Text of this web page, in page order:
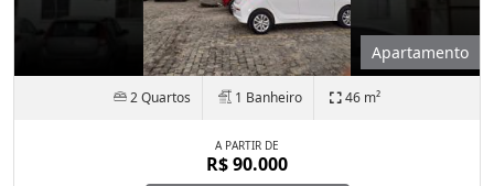
Apartamento
2 Quartos 1 Banheiro 46 m²
A PARTIR DE
R$ 90.000